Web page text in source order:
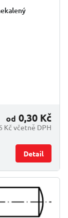
Kč včetně DPH
od 0,30 Kč
Detail